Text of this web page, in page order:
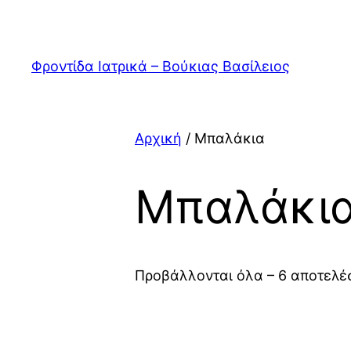
περιεχόμενο
Φροντίδα Ιατρικά – Βούκιας Βασίλειος
Αρχική / Μπαλάκια
Προβάλλονται όλα – 6